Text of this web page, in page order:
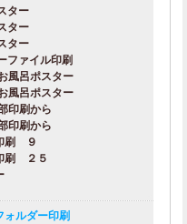
ター
ター
ター
ファイル印刷
風呂ポスター
風呂ポスター
印刷から
印刷から
刷 ９
刷 ２５
ォルダー印刷